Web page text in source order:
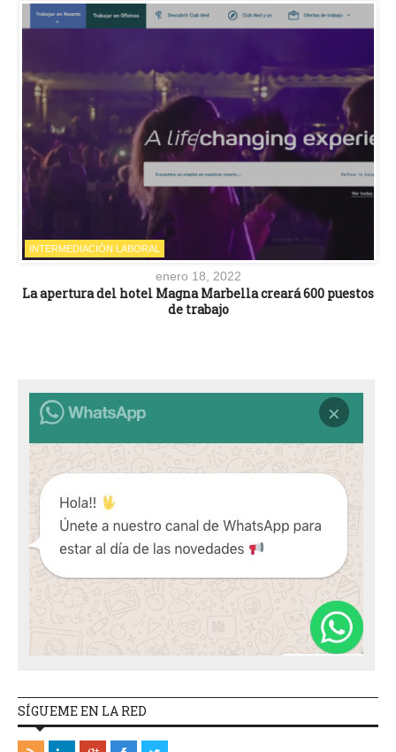
INTERMEDIACIÓN LABORAL
enero 18, 2022
La apertura del hotel Magna Marbella creará 600 puestos
de trabajo
SÍGUEME EN LA RED